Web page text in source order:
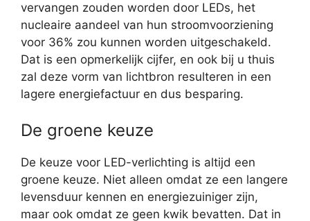
vervangen zouden worden door LEDs, het
nucleaire aandeel van hun stroomvoorziening
voor 36% zou kunnen worden uitgeschakeld.
Dat is een opmerkelijk cijfer, en ook bij u thuis
zal deze vorm van lichtbron resulteren in een
lagere energiefactuur en dus besparing.
De groene keuze
De keuze voor LED-verlichting is altijd een
groene keuze. Niet alleen omdat ze een langere
levensduur kennen en energiezuiniger zijn,
maar ook omdat ze geen kwik bevatten. Dat in